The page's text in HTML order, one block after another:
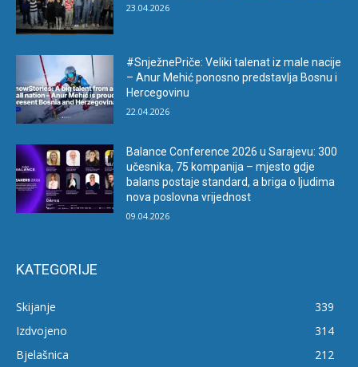
23.04.2026
#SnježnePriče: Veliki talenat iz male nacije
– Anur Mehić ponosno predstavlja Bosnu i
Hercegovinu
22.04.2026
Balance Conference 2026 u Sarajevu: 300
učesnika, 75 kompanija – mjesto gdje
balans postaje standard, a briga o ljudima
nova poslovna vrijednost
09.04.2026
KATEGORIJE
Skijanje
339
Izdvojeno
314
Bjelašnica
212